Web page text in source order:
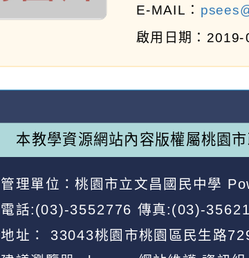
E-MAIL：
啟用日期：
本教學資源網站內容版權屬桃園
管理單位：桃園市立文昌國民中學
電話:(03)-3552776 傳真:(03)-
地址：
33043桃園市桃園區民生路